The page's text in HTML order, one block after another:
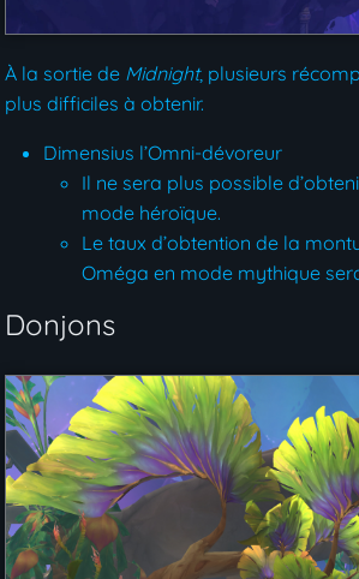
À la sortie de Midnight, plusieurs
plus difficiles à obtenir.
Dimensius l’Omni-dévoreur
Il ne sera plus possible
mode héroïque.
Le taux d’obtention de la
Oméga en mode mythique
Donjons